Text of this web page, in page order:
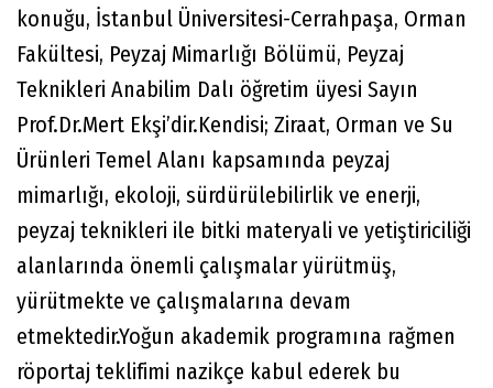
konuğu, İstanbul Üniversitesi-Cerrahpaşa, Orman
Fakültesi, Peyzaj Mimarlığı Bölümü, Peyzaj
Teknikleri Anabilim Dalı öğretim üyesi Sayın
Prof.Dr.Mert Ekşi’dir.Kendisi; Ziraat, Orman ve Su
Ürünleri Temel Alanı kapsamında peyzaj
mimarlığı, ekoloji, sürdürülebilirlik ve enerji,
peyzaj teknikleri ile bitki materyali ve yetiştiriciliği
alanlarında önemli çalışmalar yürütmüş,
yürütmekte ve çalışmalarına devam
etmektedir.Yoğun akademik programına rağmen
röportaj teklifimi nazikçe kabul ederek bu